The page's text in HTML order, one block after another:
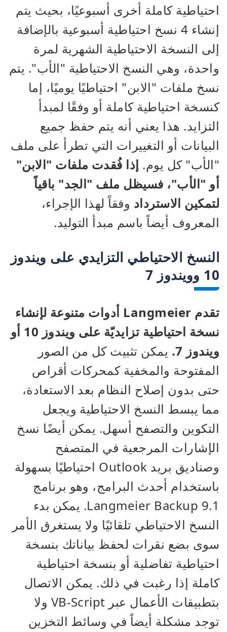
احتياطية كاملة أخرى أسبوعيًا، بحيث يتم
إنشاء 4 نسخ احتياطية أسبوعية بالإضافة
إلى النسخة الاحتياطية الشهرية لمرة
واحدة، وهي النسخ الاحتياطية "الأب". يتم
نسخ ملفات "الابن" احتياطيًا يوميًا، إما
كنسخة احتياطية كاملة أو وفقًا لمبدأ
التزايد. هذا يعني أنه يتم حفظ جميع
البيانات أو التغييرات التي تطرأ على ملف
"الأب" كل يوم. إذا فُقدت ملفات "الابن"
أو "الأب"، فسيظل ملف "الجد" باقياً
لتمكين الاسترداد وفقاً لهذا الإجراء،
المعروف أيضاً باسم مبدأ التوليد.
النسخ الاحتياطي التزايدي على ويندوز
10 وويندوز 7
تقدم Langmeier أدوات متنوعة لإنشاء
نسخة احتياطية تزايديّة على ويندوز 10 أو
ويندوز 7.
يمكن تثبيت كل من الصور
المفتوحة والمخفية كمحركات أقراص
حتى بدون إصلاح النظام بعد الاستعادة،
مما يبسط النسخ الاحتياطية ويجعل
التكوين والتصفح أسهل. يمكن أيضًا نسخ
الإشارات المرجعية في المتصفح
وصناديق بريد Outlook احتياطيًا بسهولة
باستخدام أحدث البرامج، وهو برنامج
Langmeier Backup 9.1. يمكن بدء
النسخ الاحتياطي تلقائيًا ولا يستغرق الأمر
سوى بضع نقرات لحفظ بياناتك بنسخة
احتياطية تفاضلية أو بنسخة احتياطية
كاملة إذا رغبت في ذلك. يمكن الاتصال
بتطبيقات الأعمال عبر VB-Script ولا
توجد مشكلة أيضاً في وسائط التخزين